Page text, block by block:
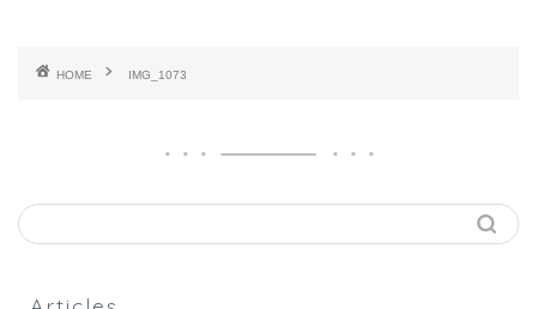
HOME IMG_1073